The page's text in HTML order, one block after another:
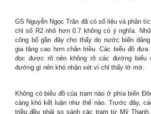
GS Nguyễn Ngọc Trân đã có số liệu và phân
chỉ số R2 nhỏ hơn 0.7 không có ý nghĩa.
công bố gần đây cho thấy do nước biển
gia tăng cao hơn chân triều. Các biểu đồ đưa
đọc được rõ nên không rõ các đường biểu
đường gì nên khó nhận xét vì chỉ thấy lờ mờ.
Không có biểu đồ của trạm nào ở phía biển
càng khó kết luận như thế nào. Trước đây,
triều đều phải so sánh các trạm từ Mỹ